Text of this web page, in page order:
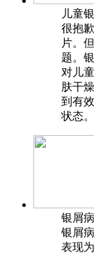
儿童
很抱
片。
题。
对儿
肤干
到有
状态
银屑
银屑
表现